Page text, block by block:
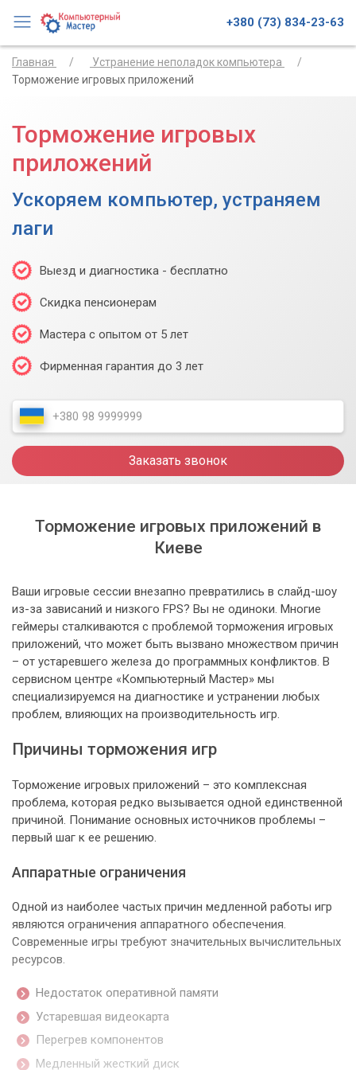
+380 (73) 834-23-63
Главная
Устранение неполадок компьютера
Торможение игровых приложений
Торможение игровых
приложений
Ускоряем компьютер, устраняем
лаги
Выезд и диагностика - бесплатно
Скидка пенсионерам
Мастера с опытом от 5 лет
Фирменная гарантия до 3 лет
Заказать звонок
Торможение игровых приложений в
Киеве
Ваши игровые сессии внезапно превратились в слайд-шоу
из-за зависаний и низкого FPS? Вы не одиноки. Многие
геймеры сталкиваются с проблемой торможения игровых
приложений, что может быть вызвано множеством причин
– от устаревшего железа до программных конфликтов. В
сервисном центре «Компьютерный Мастер» мы
специализируемся на диагностике и устранении любых
проблем, влияющих на производительность игр.
Причины торможения игр
Торможение игровых приложений – это комплексная
проблема, которая редко вызывается одной единственной
причиной. Понимание основных источников проблемы –
первый шаг к ее решению.
Аппаратные ограничения
Одной из наиболее частых причин медленной работы игр
являются ограничения аппаратного обеспечения.
Современные игры требуют значительных вычислительных
ресурсов.
Недостаток оперативной памяти
Устаревшая видеокарта
Перегрев компонентов
Медленный жесткий диск